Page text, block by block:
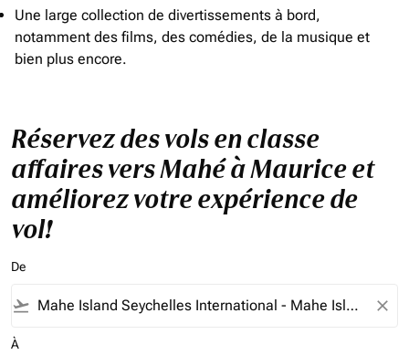
Une large collection de divertissements à bord,
notamment des films, des comédies, de la musique et
bien plus encore.
Réservez des vols en classe
affaires vers Mahé à Maurice et
améliorez votre expérience de
vol!
De
flight_takeoff close
À